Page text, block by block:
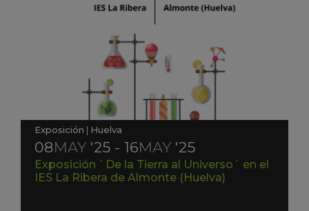
Exposición | Huelva
08MAY '25 - 16MAY '25
Exposición `De la Tierra al Universo´ en el
IES La Ribera de Almonte (Huelva)